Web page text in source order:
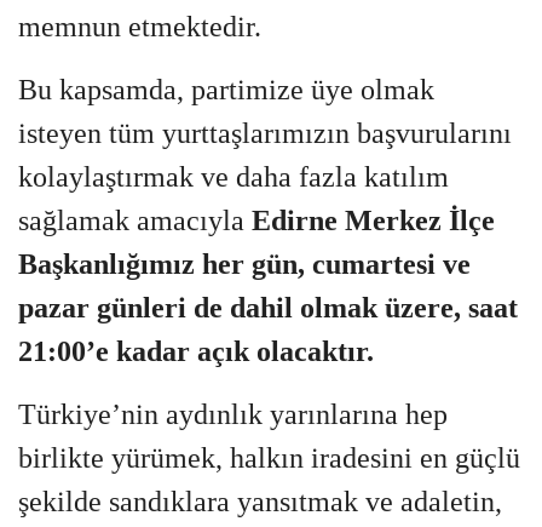
memnun etmektedir.
Bu kapsamda, partimize üye olmak
isteyen tüm yurttaşlarımızın başvurularını
kolaylaştırmak ve daha fazla katılım
sağlamak amacıyla Edirne Merkez İlçe
Başkanlığımız her gün, cumartesi ve
pazar günleri de dahil olmak üzere, saat
21:00’e kadar açık olacaktır.
Türkiye’nin aydınlık yarınlarına hep
birlikte yürümek, halkın iradesini en güçlü
şekilde sandıklara yansıtmak ve adaletin,